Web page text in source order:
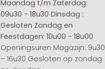
Maandag t/m Zaterdag:
09u30 - 18u30 Dinsdag :
Gesloten Zondag en
Feestdagen: 10u00 - 18u00
Openingsuren Magazijn: 9u30
– 16u30 Gesloten op zondag